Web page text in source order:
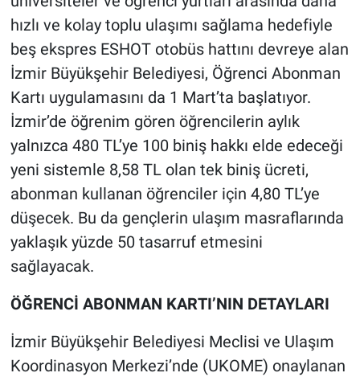
hızlı ve kolay toplu ulaşımı sağlama hedefiyle
beş ekspres ESHOT otobüs hattını devreye alan
İzmir Büyükşehir Belediyesi, Öğrenci Abonman
Kartı uygulamasını da 1 Mart’ta başlatıyor.
İzmir’de öğrenim gören öğrencilerin aylık
yalnızca 480 TL’ye 100 biniş hakkı elde edeceği
yeni sistemle 8,58 TL olan tek biniş ücreti,
abonman kullanan öğrenciler için 4,80 TL’ye
düşecek. Bu da gençlerin ulaşım masraflarında
yaklaşık yüzde 50 tasarruf etmesini
sağlayacak.
ÖĞRENCİ ABONMAN KARTI’NIN DETAYLARI
İzmir Büyükşehir Belediyesi Meclisi ve Ulaşım
Koordinasyon Merkezi’nde (UKOME) onaylanan